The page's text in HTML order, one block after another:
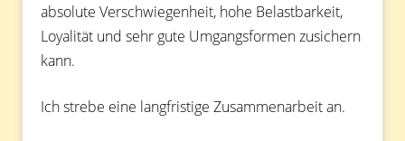
absolute Verschwiegenheit, hohe Belastbarkeit,
Loyalität und sehr gute Umgangsformen zusichern
kann.
Ich strebe eine langfristige Zusammenarbeit an.